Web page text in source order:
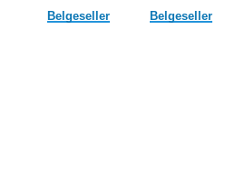
Belgeseller Belgeseller